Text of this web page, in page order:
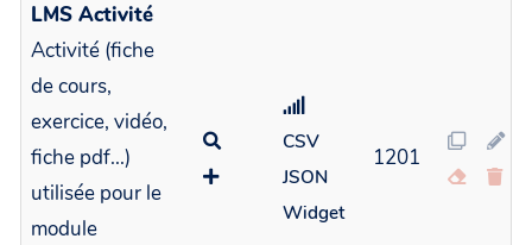
LMS Activité
Activité (fiche
de cours,
exercice, vidéo,
fiche pdf...)
utilisée pour le
module
CSV
JSON
Widget
1201